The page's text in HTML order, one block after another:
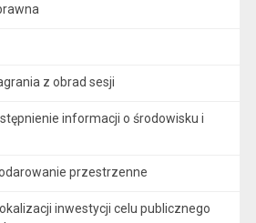
z obrad sesji
informacji o środowisku i
przestrzenne
inwestycji celu publicznego